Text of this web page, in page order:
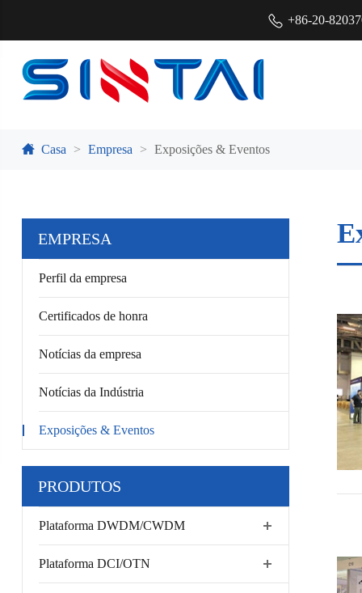
+86-20-
Casa Empresa Exposições & Eventos
EMPRESA
Perfil da empresa
Certificados de honra
Notícias da empresa
Notícias da Indústria
Exposições & Eventos
PRODUTOS
Plataforma DWDM/CWDM
Plataforma DCI/OTN